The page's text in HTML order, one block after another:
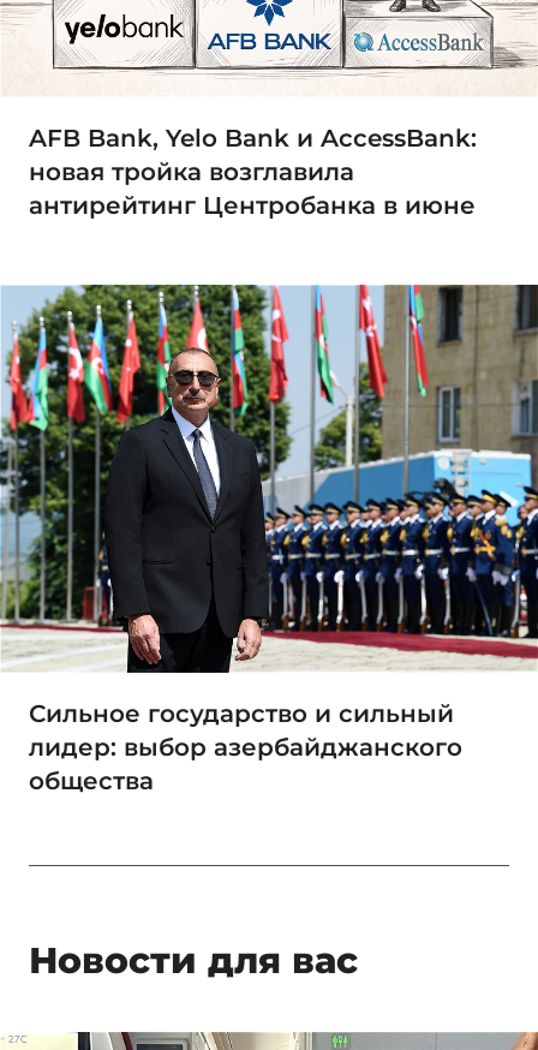
AFB Bank, Yelo Bank и AccessBank:
новая тройка возглавила
антирейтинг Центробанка в июне
Сильное государство и сильный
лидер: выбор азербайджанского
общества
Новости для вас